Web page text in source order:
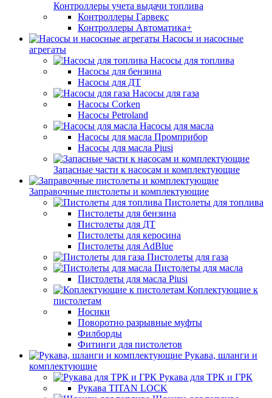
Контроллеры учета выдачи топлива
Контроллеры Гарвекс
Контроллеры Автоматика+
Насосы и насосные
агрегаты
Насосы для топлива
Насосы для бензина
Насосы для ДТ
Насосы для газа
Насосы Corken
Насосы Petroland
Насосы для масла
Насосы для масла Промприбор
Насосы для масла Piusi
Запасные части к насосам и комплектующие
Заправочные пистолеты и комплектующие
Пистолеты для топлива
Пистолеты для бензина
Пистолеты для ДТ
Пистолеты для керосина
Пистолеты для AdBlue
Пистолеты для газа
Пистолеты для масла
Пистолеты для масла Piusi
Коплектующие к
пистолетам
Носики
Поворотно разрывные муфты
Филборды
Фитинги для пистолетов
Рукава, шланги и
комплектующие
Рукава для ТРК и ГРК
Рукава TITAN LOCK